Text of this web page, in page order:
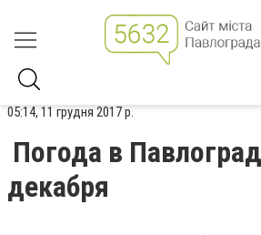
05:14, 11 грудня 2017 р.
Погода в
декабря